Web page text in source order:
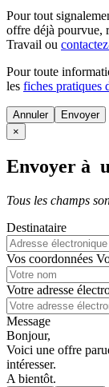
Pour tout
offre déjà pourvue,
Travail ou
Pour toute
les fiches pratiques
Annuler
×
Envoyer à
Tous les champs
Destinataire
Vos coordonnées
Votre adresse
Message
Bonjour,
Voici une offre
intéresser.
A bientôt.